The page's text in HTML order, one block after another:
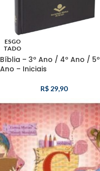
ESGO
TADO
Bíblia – 3º Ano / 4º Ano / 5º
Ano – Iniciais
R$ 29,90